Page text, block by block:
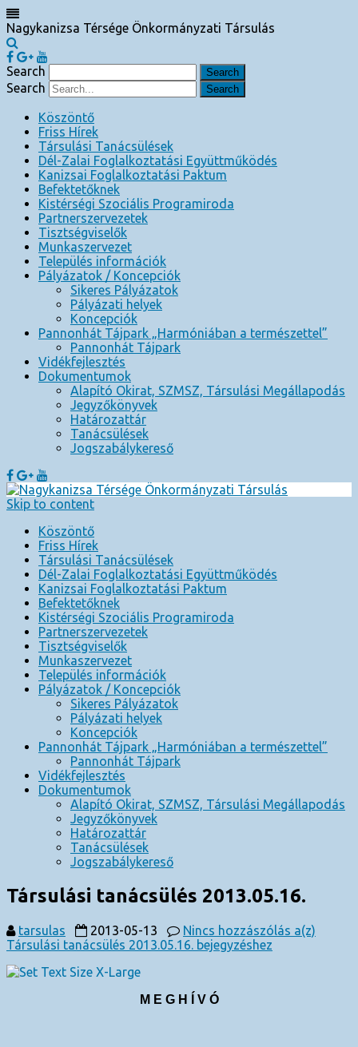
Nagykanizsa Térsége Önkormányzati Társulás
Search
Search
Köszöntő
Friss Hírek
Társulási Tanácsülések
Dél-Zalai Foglalkoztatási Együttműködés
Kanizsai Foglalkoztatási Paktum
Befektetőknek
Kistérségi Szociális Programiroda
Partnerszervezetek
Tisztségviselők
Munkaszervezet
Település információk
Pályázatok / Koncepciók
Sikeres Pályázatok
Pályázati helyek
Koncepciók
Pannonhát Tájpark „Harmóniában a természettel”
Pannonhát Tájpark
Vidékfejlesztés
Dokumentumok
Alapító Okirat, SZMSZ, Társulási Megállapodás
Jegyzőkönyvek
Határozattár
Tanácsülések
Jogszabálykereső
Skip to content
Köszöntő
Friss Hírek
Társulási Tanácsülések
Dél-Zalai Foglalkoztatási Együttműködés
Kanizsai Foglalkoztatási Paktum
Befektetőknek
Kistérségi Szociális Programiroda
Partnerszervezetek
Tisztségviselők
Munkaszervezet
Település információk
Pályázatok / Koncepciók
Sikeres Pályázatok
Pályázati helyek
Koncepciók
Pannonhát Tájpark „Harmóniában a természettel”
Pannonhát Tájpark
Vidékfejlesztés
Dokumentumok
Alapító Okirat, SZMSZ, Társulási Megállapodás
Jegyzőkönyvek
Határozattár
Tanácsülések
Jogszabálykereső
Társulási tanácsülés 2013.05.16.
tarsulas 2013-05-13 Nincs hozzászólás a(z)
Társulási tanácsülés 2013.05.16. bejegyzéshez
M E G H Í V Ó